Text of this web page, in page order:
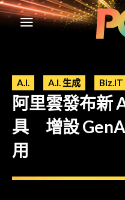
A.I. A.I. 生成 Biz.IT
阿里雲發布新
具 增設
用